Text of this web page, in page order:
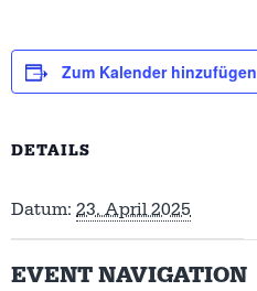
Zum Kalender hinzufügen
DETAILS
Datum: 23. April 2025
EVENT NAVIGATION